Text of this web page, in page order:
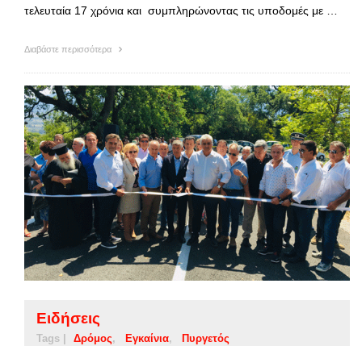
τελευταία 17 χρόνια και συμπληρώνοντας τις υποδομές με …
Διαβάστε περισσότερα
Ειδήσεις
Tags | Δρόμος Εγκαίνια Πυργετός